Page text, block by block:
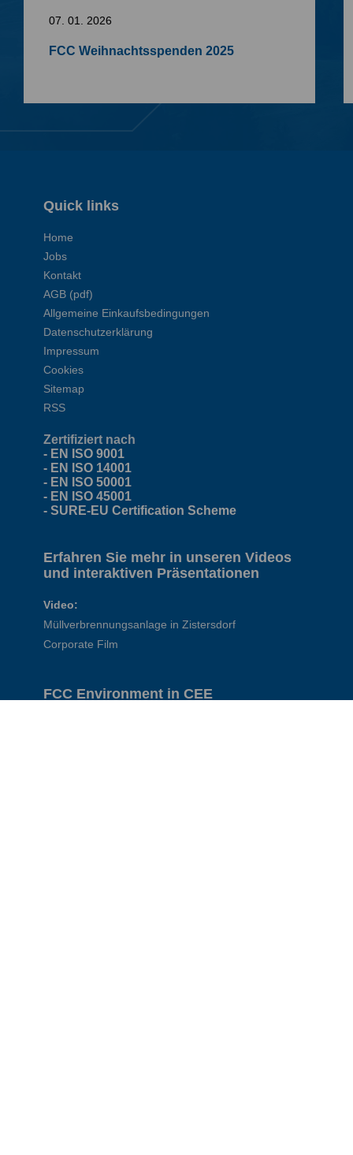
07. 01. 2026
FCC Weihnachtsspenden 2025
Quick links
Home
Jobs
Kontakt
AGB (pdf)
Allgemeine Einkaufsbedingungen
Datenschutzerklärung
Impressum
Cookies
Sitemap
RSS
Zertifiziert nach
- EN ISO 9001
- EN ISO 14001
- EN ISO 50001
- EN ISO 45001
- SURE-EU Certification Scheme
Erfahren Sie mehr in unseren Videos
und interaktiven Präsentationen
Video:
Müllverbrennungsanlage in Zistersdorf
Corporate Film
FCC Environment in CEE